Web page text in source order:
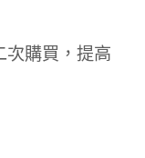
次購買，提高